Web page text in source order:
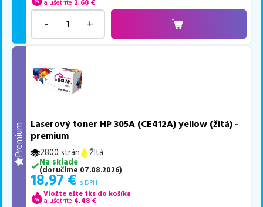
a ušetríte 2,68 €
- +
Premium
Laserový toner HP 305A (CE412A) yellow (žltá) -
premium
2800 strán
Žltá
Na sklade
(doručíme 07.08.2026)
18,97 € s DPH
Vložte ešte 1ks do košíka
a ušetríte 4,48 €